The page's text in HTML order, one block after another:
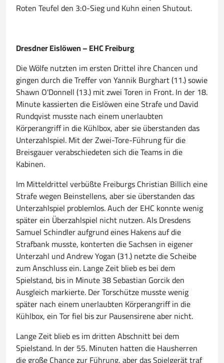
Roten Teufel den 3:0-Sieg und Kuhn einen Shutout.
Dresdner Eislöwen – EHC Freiburg
Die Wölfe nutzten im ersten Drittel ihre Chancen und
gingen durch die Treffer von Yannik Burghart (11.) sowie
Shawn O'Donnell (13.) mit zwei Toren in Front. In der 18.
Minute kassierten die Eislöwen eine Strafe und David
Rundqvist musste nach einem unerlaubten
Körperangriff in die Kühlbox, aber sie überstanden das
Unterzahlspiel. Mit der Zwei-Tore-Führung für die
Breisgauer verabschiedeten sich die Teams in die
Kabinen.
Im Mitteldrittel verbüßte Freiburgs Christian Billich eine
Strafe wegen Beinstellens, aber sie überstanden das
Unterzahlspiel problemlos. Auch der EHC konnte wenig
später ein Überzahlspiel nicht nutzen. Als Dresdens
Samuel Schindler aufgrund eines Hakens auf die
Strafbank musste, konterten die Sachsen in eigener
Unterzahl und Andrew Yogan (31.) netzte die Scheibe
zum Anschluss ein. Lange Zeit blieb es bei dem
Spielstand, bis in Minute 38 Sebastian Gorcik den
Ausgleich markierte. Der Torschütze musste wenig
später nach einem unerlaubten Körperangriff in die
Kühlbox, ein Tor fiel bis zur Pausensirene aber nicht.
Lange Zeit blieb es im dritten Abschnitt bei dem
Spielstand. In der 55. Minuten hatten die Hausherren